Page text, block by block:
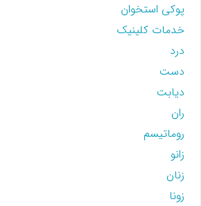
پوکی استخوان
خدمات کلینیک
درد
دست
دیابت
ران
روماتیسم
زانو
زنان
زونا